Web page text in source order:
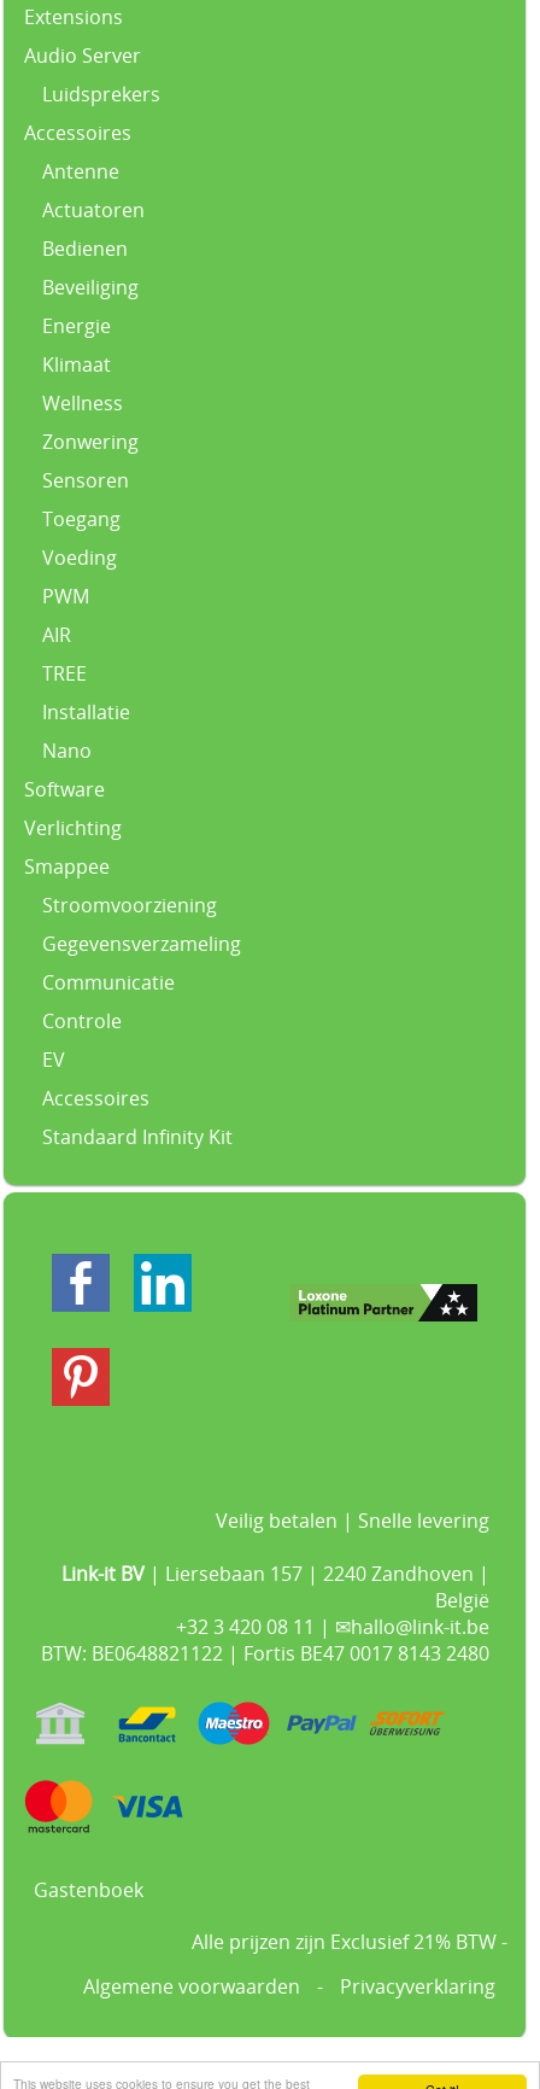
This website uses cookies to ensure you get the best
Extensions
Audio Server
Luidsprekers
Accessoires
Antenne
Actuatoren
Bedienen
Beveiliging
Energie
Klimaat
Wellness
Zonwering
Sensoren
Toegang
Voeding
PWM
AIR
TREE
Installatie
Nano
Software
Verlichting
Smappee
Stroomvoorziening
Gegevensverzameling
Communicatie
Controle
EV
Accessoires
Standaard Infinity Kit
Veilig betalen | Snelle levering
Link-it BV | Liersebaan 157 | 2240 Zandhoven |
België
+32 3 420 08 11 | ✉hallo@link-it.be
BTW: BE0648821122 | Fortis BE47 0017 8143 2480
Gastenboek
Alle prijzen zijn Exclusief 21% BTW -
Algemene voorwaarden
- Privacyverklaring
Powered byEasyWebshop